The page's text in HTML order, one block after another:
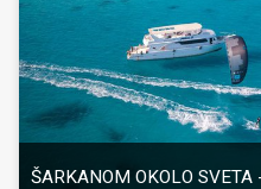
ŠARKANOM OKOLO SVETA